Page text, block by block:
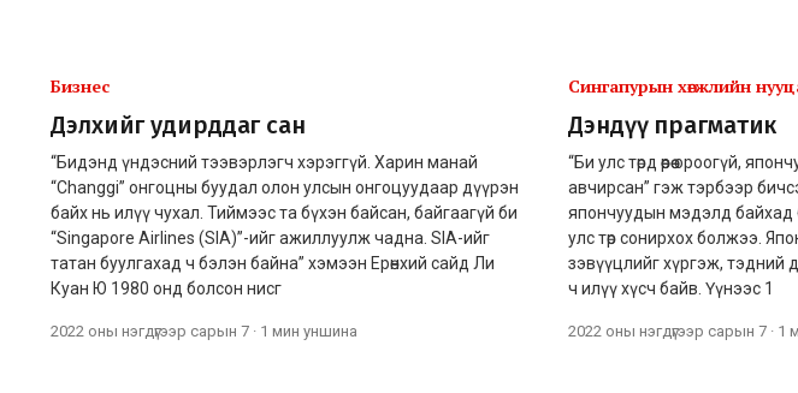
Бизнес
Дэлхийг удирддаг сан
“Бидэнд үндэсний тээвэрлэгч хэрэггүй. Харин манай
“Changgi” онгоцны буудал олон улсын онгоцуудаар дүүрэн
байх нь илүү чухал. Тиймээс та бүхэн байсан, байгаагүй би
“Singapore Airlines (SIA)”-ийг ажиллуулж чадна. SIA-ийг
татан буулгахад ч бэлэн байна” хэмээн Ерөнхий сайд Ли
Куан Ю 1980 онд болсон нисг
2022 оны нэгдүгээр сарын 7 · 1 мин уншина
Сингапурын хөгжлийн
Дэндүү прагматик
“Би улс төрд өөрөө ороогүй,
авчирсан” гэж тэрбээр
япончуудын мэдэлд
улс төр сонирхох болжээ.
зэвүүцлийг хүргэж, тэдний
ч илүү хүсч байв. Үүнээс 1
2022 оны нэгдүгээр сарын 7 · 1